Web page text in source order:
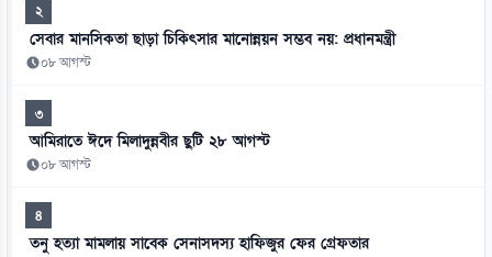
২
সেবার মানসিকতা ছাড়া চিকিৎসার মানোন্নয়ন সম্ভব নয়: প্রধানমন্ত্রী
০৮ আগস্ট
৩
আমিরাতে ঈদে মিলাদুন্নবীর ছুটি ২৮ আগস্ট
০৮ আগস্ট
৪
তনু হত্যা মামলায় সাবেক সেনাসদস্য হাফিজুর ফের গ্রেফতার